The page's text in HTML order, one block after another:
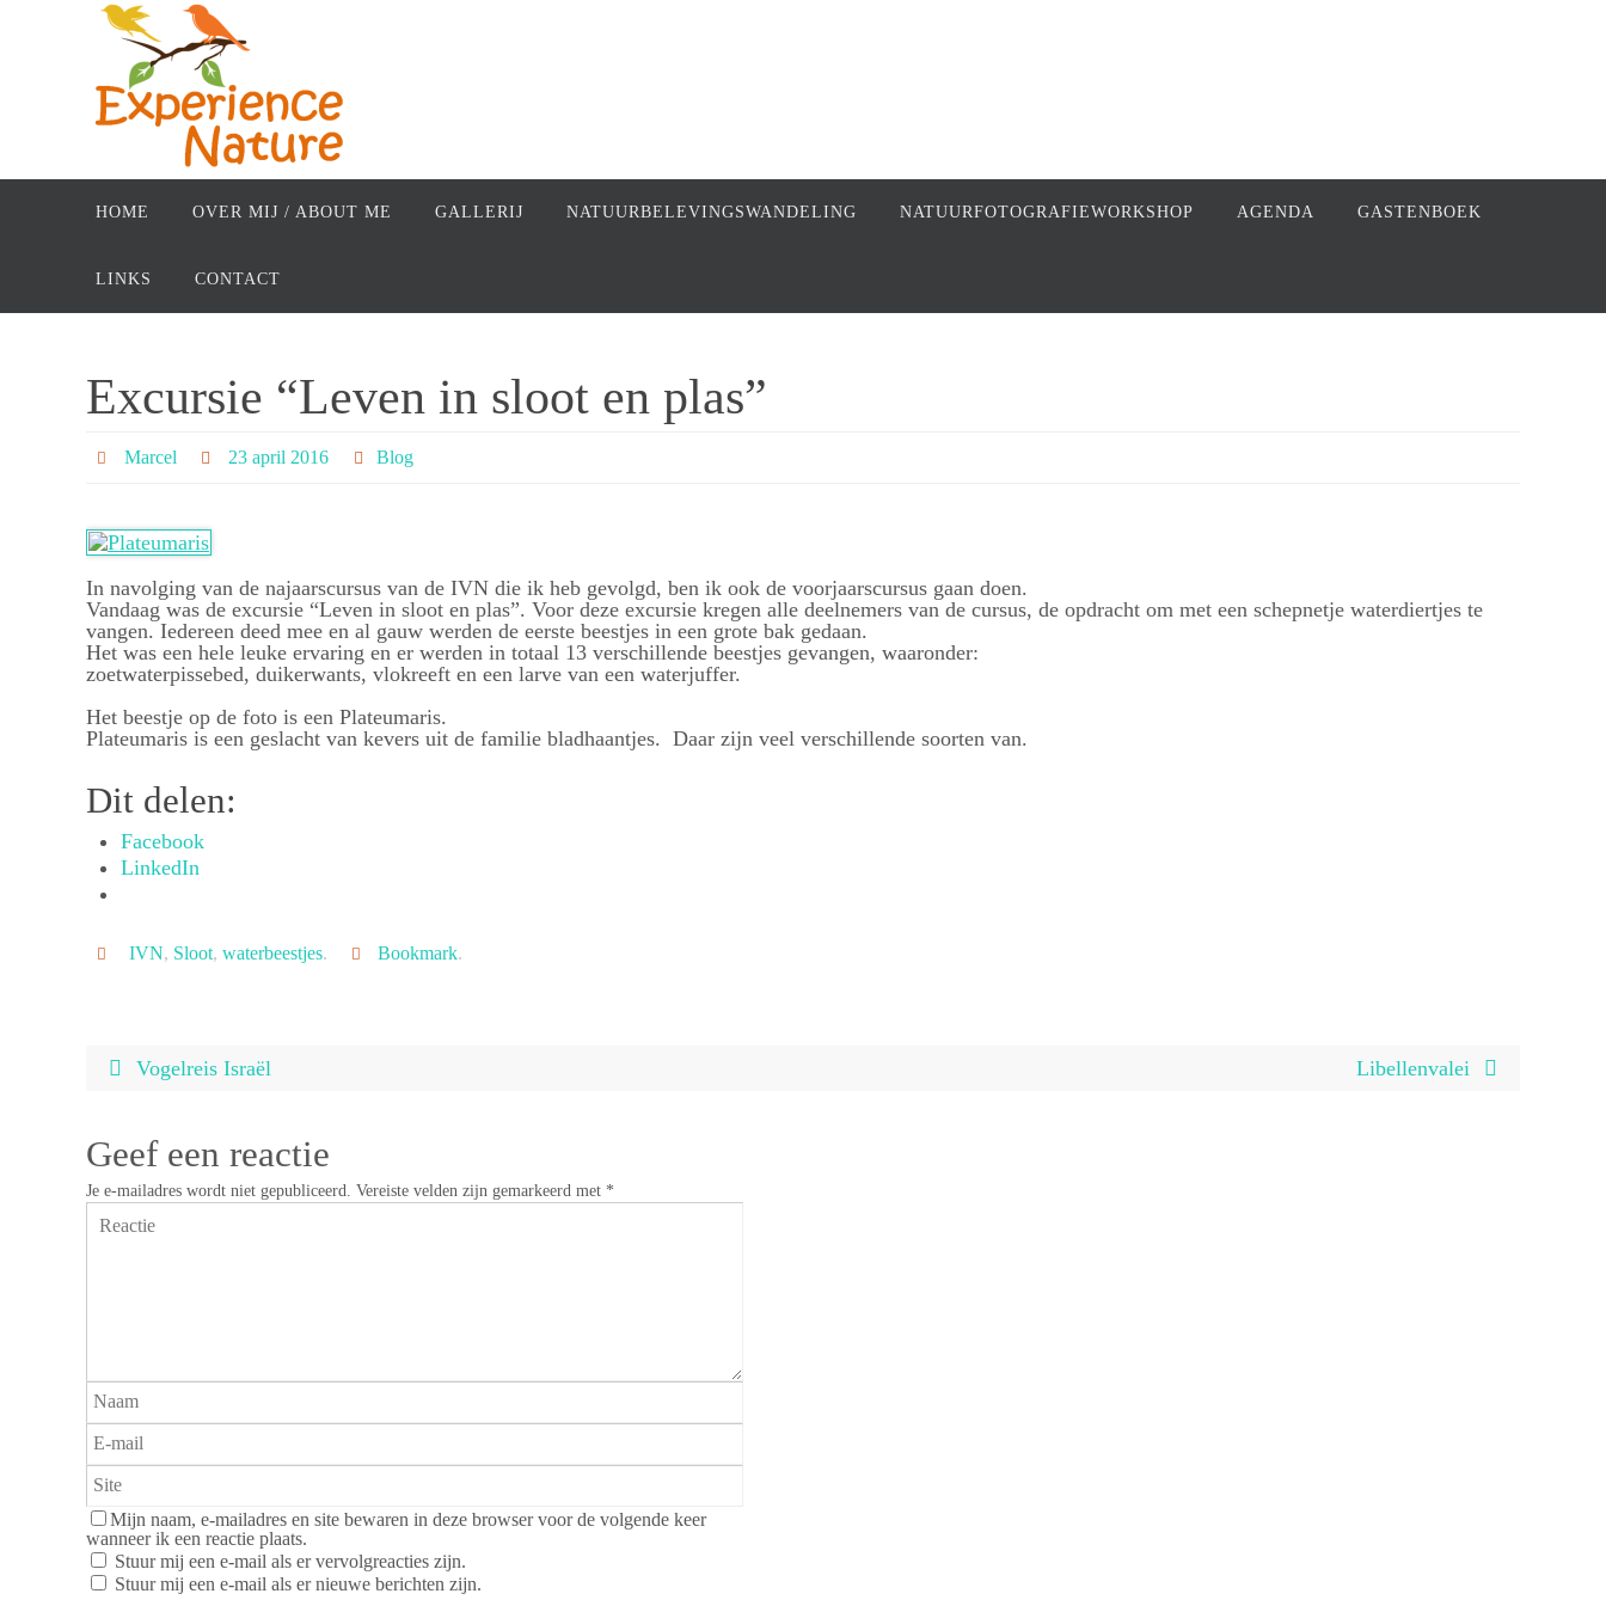
HOME OVER MIJ / ABOUT ME GALLERIJ NATUURBELEVINGSWANDELING NATUURFOTOGRAFIEWORKSHOP AGENDA GASTENBOEK
LINKS CONTACT
Excursie “Leven in sloot en plas”
Marcel 23 april 2016 Blog
In navolging van de najaarscursus van de IVN die ik heb gevolgd, ben ik ook de voorjaarscursus gaan doen.
Vandaag was de excursie “Leven in sloot en plas”. Voor deze excursie kregen alle deelnemers van de cursus, de opdracht om met een schepnetje waterdiertjes te
vangen. Iedereen deed mee en al gauw werden de eerste beestjes in een grote bak gedaan.
Het was een hele leuke ervaring en er werden in totaal 13 verschillende beestjes gevangen, waaronder:
zoetwaterpissebed, duikerwants, vlokreeft en een larve van een waterjuffer.
Het beestje op de foto is een Plateumaris.
Plateumaris is een geslacht van kevers uit de familie bladhaantjes. Daar zijn veel verschillende soorten van.
Dit delen:
Facebook
LinkedIn
IVN, Sloot, waterbeestjes. Bookmark.
Vogelreis Israël Libellenvalei
Geef een reactie
Je e-mailadres wordt niet gepubliceerd. Vereiste velden zijn gemarkeerd met *
Mijn naam, e-mailadres en site bewaren in deze browser voor de volgende keer
wanneer ik een reactie plaats.
Stuur mij een e-mail als er vervolgreacties zijn.
Stuur mij een e-mail als er nieuwe berichten zijn.